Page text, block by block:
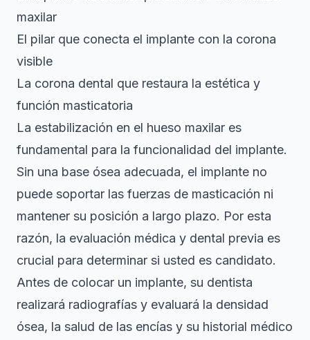
maxilar
El pilar que conecta el implante con la corona
visible
La corona dental que restaura la estética y
función masticatoria
La estabilización en el hueso maxilar es
fundamental para la funcionalidad del implante.
Sin una base ósea adecuada, el implante no
puede soportar las fuerzas de masticación ni
mantener su posición a largo plazo. Por esta
razón, la evaluación médica y dental previa es
crucial para determinar si usted es candidato.
Antes de colocar un implante, su dentista
realizará radiografías y evaluará la densidad
ósea, la salud de las encías y su historial médico